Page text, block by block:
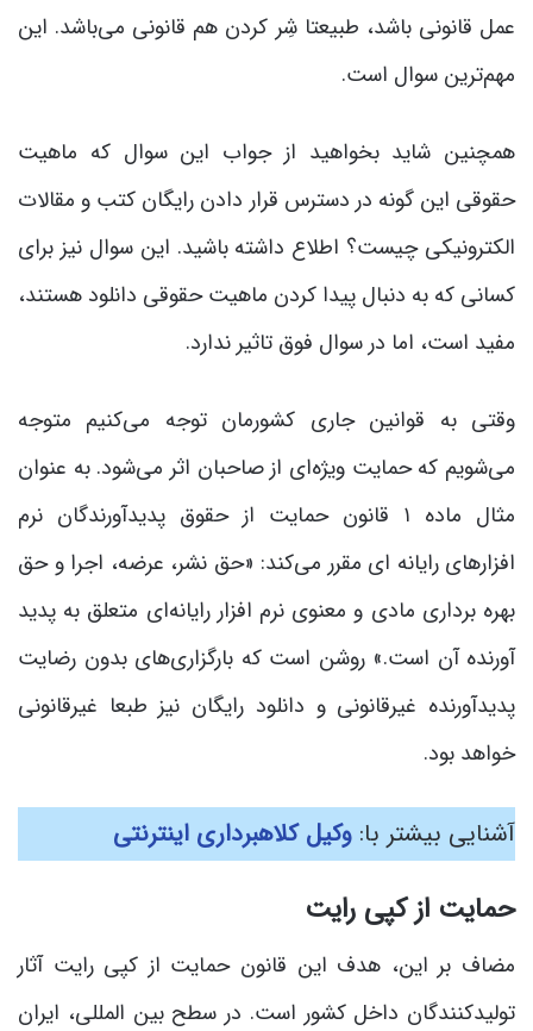
عمل قانونی باشد، طبیعتا شِر کردن هم قانونی می‌باشد. این
مهم‌ترین سوال است.
همچنین شاید بخواهید از جواب این سوال که ماهیت
حقوقی این گونه در دسترس قرار دادن رایگان کتب و مقالات
الکترونیکی چیست؟ اطلاع داشته باشید. این سوال نیز برای
کسانی که به دنبال پیدا کردن ماهیت حقوقی دانلود هستند،
مفید است، اما در سوال فوق تاثیر ندارد.
وقتی به قوانین جاری کشورمان توجه می‌کنیم متوجه
می‌شویم که حمایت ویژه‌ای از صاحبان اثر می‌شود. به عنوان
مثال ماده ۱ قانون حمایت از حقوق پدیدآورندگان نرم
افزارهای رایانه ای مقرر می‌کند: «حق نشر، عرضه، اجرا و حق
بهره‌ برداری مادی و معنوی نرم‌ افزار رایانه‌ای متعلق به پدید
آورنده آن است.» روشن است که بارگزاری‌های بدون رضایت
پدیدآورنده غیرقانونی و دانلود رایگان نیز طبعا غیرقانونی
خواهد بود.
آشنایی بیشتر با: وکیل کلاهبرداری اینترنتی
حمایت از کپی رایت
مضاف بر این، هدف این قانون حمایت از کپی رایت آثار
تولیدکنندگان داخل کشور است. در سطح بین المللی، ایران